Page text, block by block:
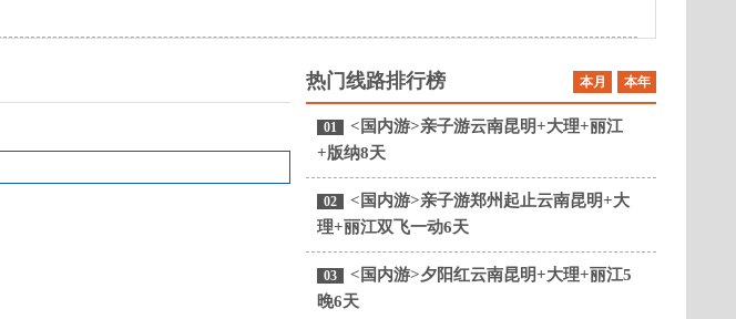
热门线路排行榜 本月 本年
01
<国内游>亲子游云南昆明+大理+丽江
+版纳8天
02
<国内游>亲子游郑州起止云南昆明+大
理+丽江双飞一动6天
03
<国内游>夕阳红云南昆明+大理+丽江5
晚6天